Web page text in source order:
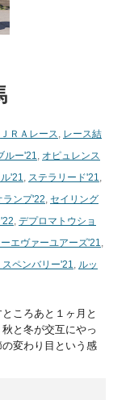
ＪＲＡレース
レース結
ルー'21
オピュレンス
'21 ステラリード'21
ランプ'22 セイリング
デプロマトウショ
エヴァーユアーズ'21
スペンバリー'21
ルッ
ころあと１ヶ月と
と冬が交互にやっ
変わり目という感